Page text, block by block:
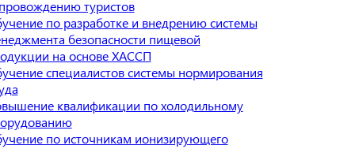
туристов
по разработке и внедрению системы
безопасности пищевой
на основе ХАССП
специалистов системы нормирования
квалификации по холодильному
по источникам ионизирующего